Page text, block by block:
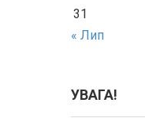
31
« Лип
УВАГА!